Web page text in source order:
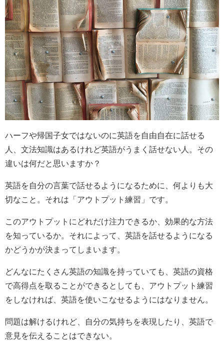
ハーフや帰国子女ではないのに英語を自由自在に話せる
人、文法知識はあるけれど英語がうまく話せない人。その
違いは何だと思いますか？
英語を自分の言葉で話せるようになるために、何よりも大
切なこと。それは「アウトプット練習」です。
このアウトプットにどれだけ注力できるか、効果的な方法
を知っているか。それによって、英語を話せるようになる
かどうかが決まってしまいます。
どんなにたくさん英語の知識を持っていても、英語の資格
で高得点を取ることができるとしても、アウトプット練習
をしなければ、英語を使いこなせるようにはなりません。
問題は解けるけれど、自分の気持ちを表現したり、英語で
意見を伝えることはできない。